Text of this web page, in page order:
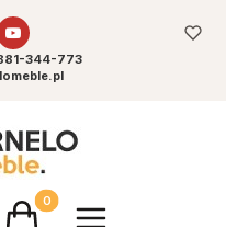
344-773
Produkty w koszyku: 0.